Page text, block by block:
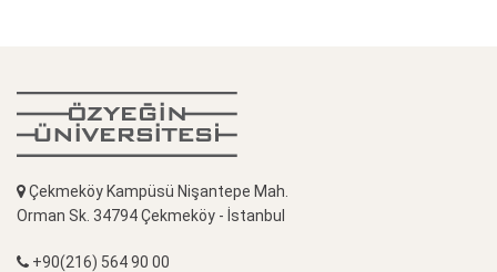
Çekmeköy Kampüsü Nişantepe Mah.
Orman Sk. 34794 Çekmeköy - İstanbul
+90(216) 564 90 00